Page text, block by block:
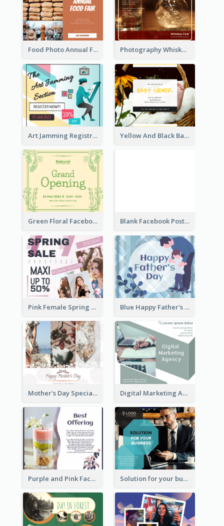
Food Photo Annual Food Fair Invitation Facebook Post Photography Whiskey Day Facebook Post With Details
Art Jamming Registration Facebook Post Yellow And Black Baby Shower Facebook Post
Green Floral Facebook Post About Grand Opening Blank Facebook Post
Pink Female Spring Fashion Facebook Post Design Blue Happy Father's Day Facebook Post
Mother's Day Special Sale Orange Facebook Post Digital Marketing Agency Green Facebook Post
Purple and Pink Facebook Post Solution for your business Facebook Post